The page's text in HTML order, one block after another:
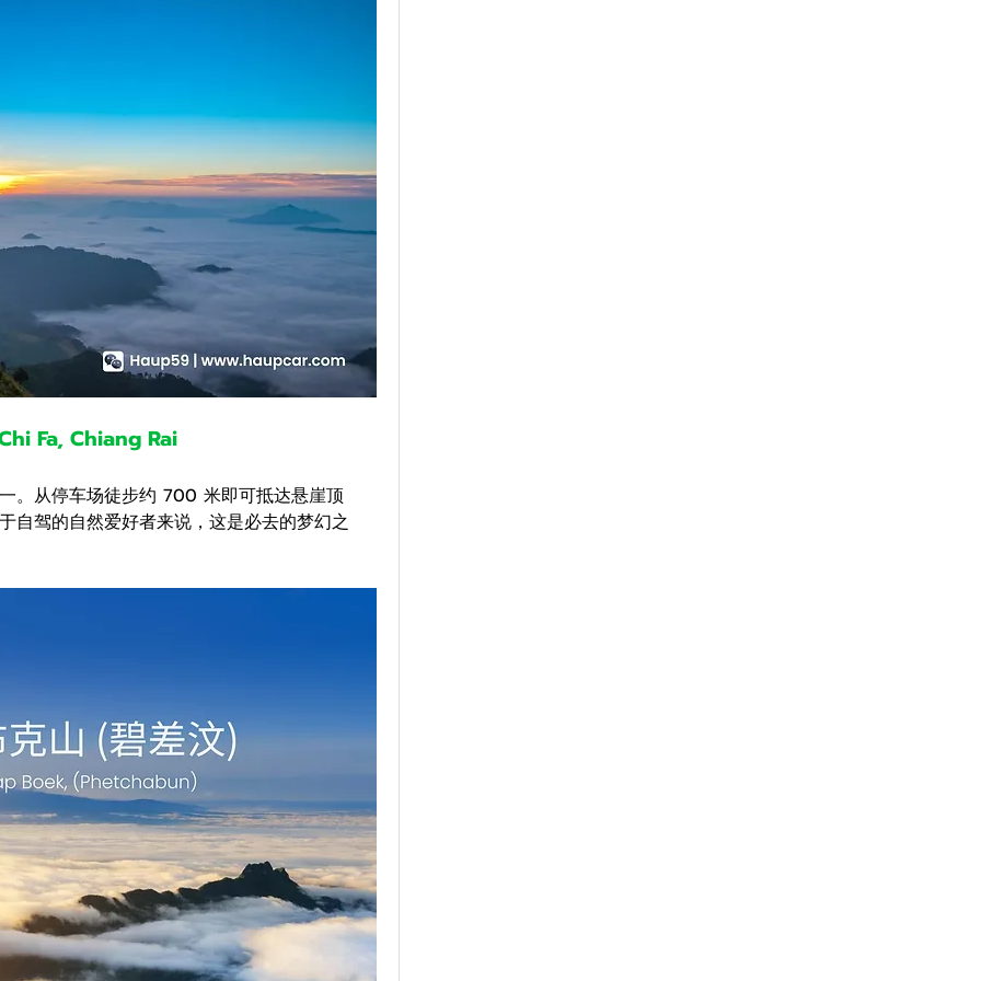
Fa, Chiang Rai
。从停车场徒步约 700 米即可抵达悬崖顶
自驾的自然爱好者来说，这是必去的梦幻之